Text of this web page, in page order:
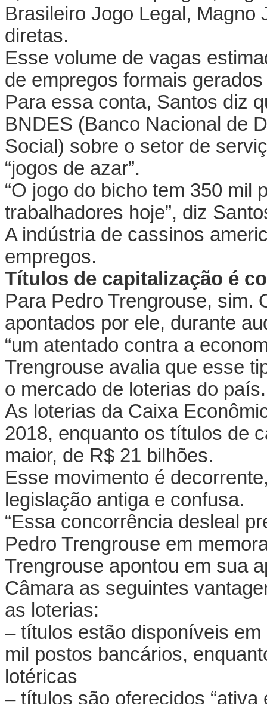
Brasileiro Jogo Legal,
diretas.
Esse volume de vagas
de empregos formais
Para essa conta, Santos diz
BNDES (Banco Nacional de
Social) sobre o setor de
“jogos de azar”.
“O jogo do bicho tem 350 mil
trabalhadores hoje”, diz
A indústria de cassinos
empregos.
Títulos de capitalização é
Para Pedro Trengrouse, sim.
apontados por ele, durante
“um atentado contra a
Trengrouse avalia que esse
o mercado de loterias do país.
As loterias da Caixa
2018, enquanto os títulos de
maior, de R$ 21 bilhões.
Esse movimento é
legislação antiga e confusa.
“Essa concorrência desleal
Pedro Trengrouse em
Trengrouse apontou em sua
Câmara as seguintes
as loterias:
– títulos estão disponíveis
mil postos bancários,
lotéricas
– títulos são oferecidos